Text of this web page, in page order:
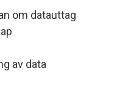
om datauttag
av data